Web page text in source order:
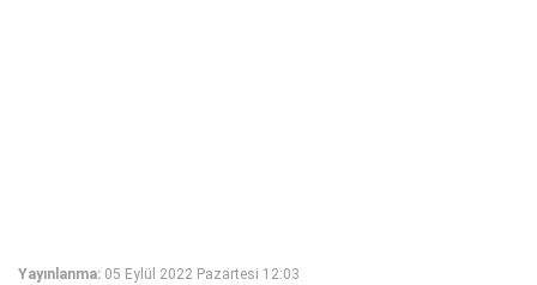
Yayınlanma: 05 Eylül 2022 Pazartesi 12:03